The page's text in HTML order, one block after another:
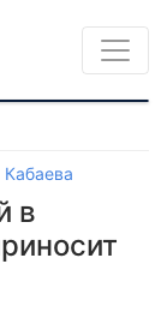
Кабаева
в